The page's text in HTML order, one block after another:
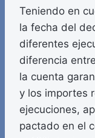
Teniendo en
la fecha del
diferentes
diferencia
la cuenta
y los importes
ejecuciones,
pactado en el